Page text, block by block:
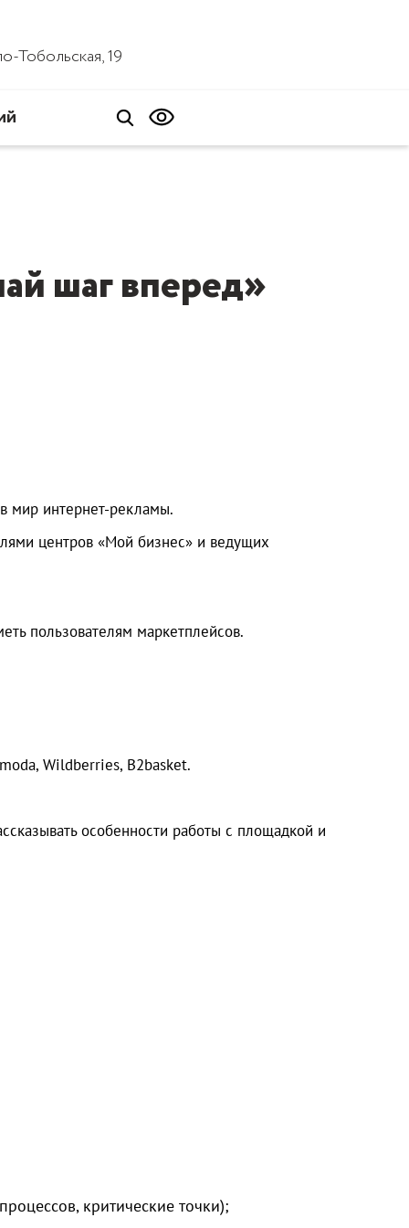
Тобольская, 19
шаг вперед»
мир интернет-рекламы.
центров «Мой бизнес» и ведущих
пользователям маркетплейсов.
Wildberries, B2basket.
особенности работы с площадкой и
критические точки);